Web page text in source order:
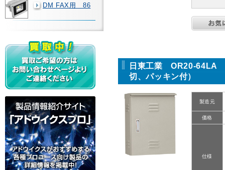
DM FAX用 86
日東工業 OR20-64LA
切、パッキン付）
製造元
価格
仕様